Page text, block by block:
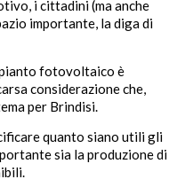
i cittadini (ma anche
importante, la diga di
fotovoltaico è
considerazione che,
per Brindisi.
quanto siano utili gli
sia la produzione di